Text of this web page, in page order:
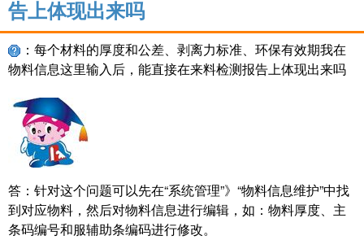
告上体现出来吗
：每个材料的厚度和公差、剥离力标准、环保有效期我在
物料信息这里输入后，能直接在来料检测报告上体现出来吗
答：针对这个问题可以先在“系统管理”》“物料信息维护”中找
到对应物料，然后对物料信息进行编辑，如：物料厚度、主
条码编号和服辅助条编码进行修改。